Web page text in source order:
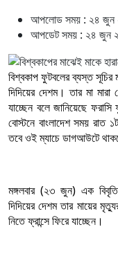
আপলোড সময় : ২৪ জুন
আপডেট সময় : ২৪ জুন
বিশ্বকাপ ফুটবলের ব্যস্ত সূচির
দিদিয়ের দেশম। তার মা মারা
যাচ্ছেন বলে জানিয়েছে
বোস্টনে বাংলাদেশ সময় রাত
তবে ওই ম্যাচে ডাগআউটে
মঙ্গলবার (২৩ জুন) এক
দিদিয়ের দেশম তার মায়ের
নিতে ফ্রান্সে ফিরে যাচ্ছেন।